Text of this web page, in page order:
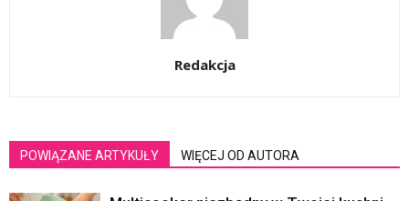
Redakcja
POWIĄZANE ARTYKUŁY WIĘCEJ OD AUTORA